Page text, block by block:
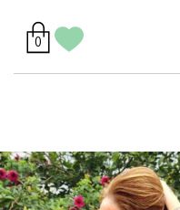
יש
לך
0מוצרים
בסל
הווישליסט